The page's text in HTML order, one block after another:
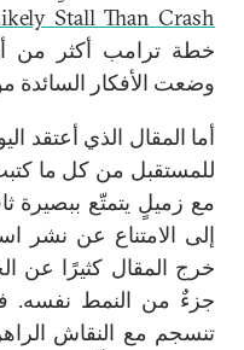
Stall Than Crash
خطة ترامب أكثر من
وضعت الأفكار السائدة
أما المقال الذي أعتقد
للمستقبل من كل ما
مع زميلٍ يتمتّع ببصيرة
إلى الامتناع عن نشر
خرج المقال كثيرًا عن
جزءٌ من النمط نفسه.
تنسجم مع النقاش